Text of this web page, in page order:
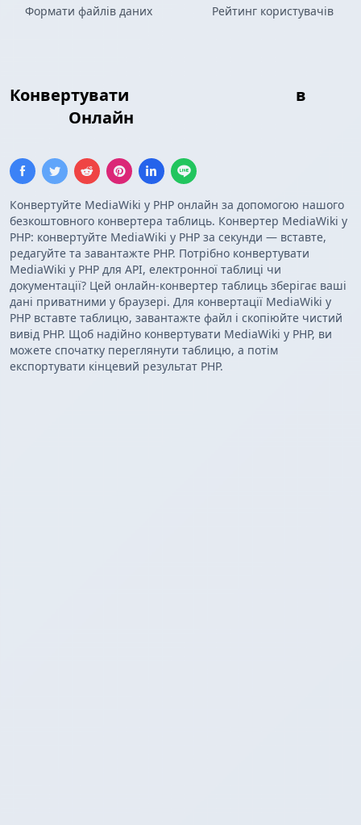
Конвертувати в
Онлайн
Конвертуйте MediaWiki у PHP онлайн за допомогою нашого
безкоштовного конвертера таблиць. Конвертер MediaWiki у
PHP: конвертуйте MediaWiki у PHP за секунди — вставте,
редагуйте та завантажте PHP. Потрібно конвертувати
MediaWiki у PHP для API, електронної таблиці чи
документації? Цей онлайн-конвертер таблиць зберігає ваші
дані приватними у браузері. Для конвертації MediaWiki у
PHP вставте таблицю, завантажте файл і скопіюйте чистий
вивід PHP. Щоб надійно конвертувати MediaWiki у PHP, ви
можете спочатку переглянути таблицю, а потім
експортувати кінцевий результат PHP.
Формати файлів даних Рейтинг користувачів